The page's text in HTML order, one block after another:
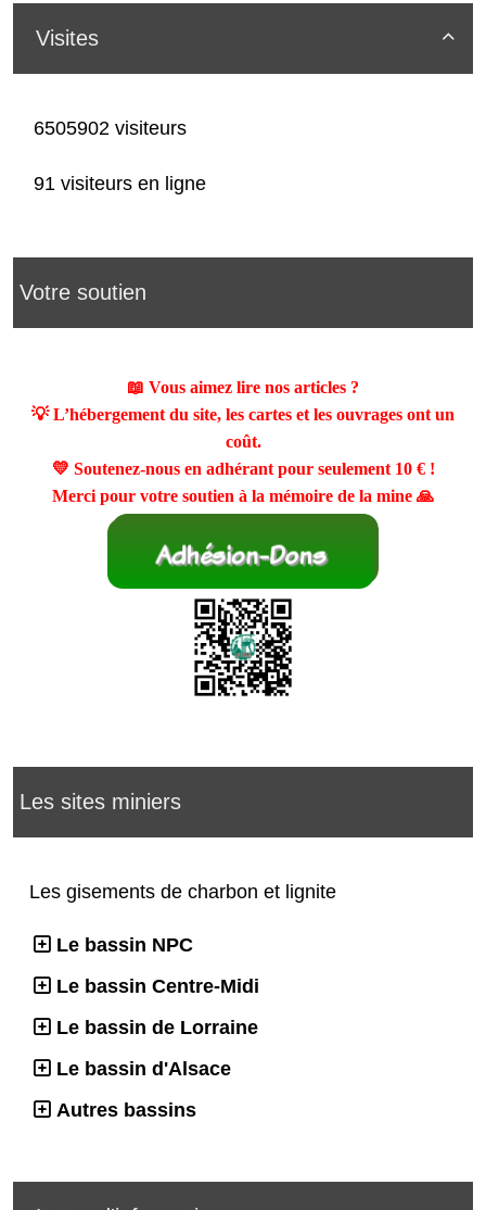

Visites
6505902 visiteurs
91 visiteurs en ligne
Votre soutien
📖 Vous aimez lire nos articles ?
💡 L’hébergement du site, les cartes et les ouvrages ont un
coût.
💛 Soutenez-nous en adhérant pour seulement 10 €!
Merci pour votre soutien à la mémoire de la mine 🙏
Les sites miniers
Les gisements de charbon et lignite
Le bassin NPC
Le bassin Centre-Midi
Le bassin de Lorraine
Le bassin d'Alsace
Autres bassins